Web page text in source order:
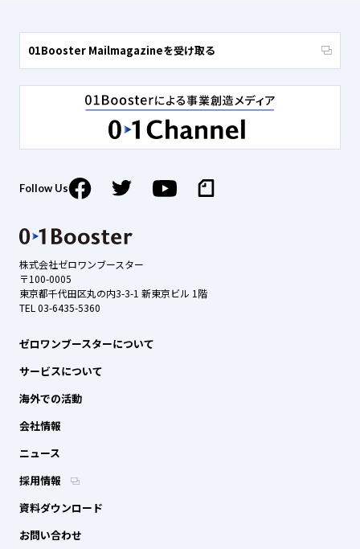
株式会社ゼロワンブースター
〒100-0005
東京都千代田区丸の内3-3-1 新東京ビル 1階
TEL 03-6435-5360
ゼロワンブースターについて
サービスについて
海外での活動
会社情報
ニュース
採用情報
資料ダウンロード
お問い合わせ
01Booster Mailmagazineを受け取る
Follow Us